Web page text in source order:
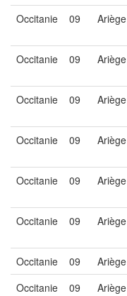
Occitanie 09 Ariège
Occitanie 09 Ariège
Occitanie 09 Ariège
Occitanie 09 Ariège
Occitanie 09 Ariège
Occitanie 09 Ariège
Occitanie 09 Ariège
Occitanie
09 Ariège